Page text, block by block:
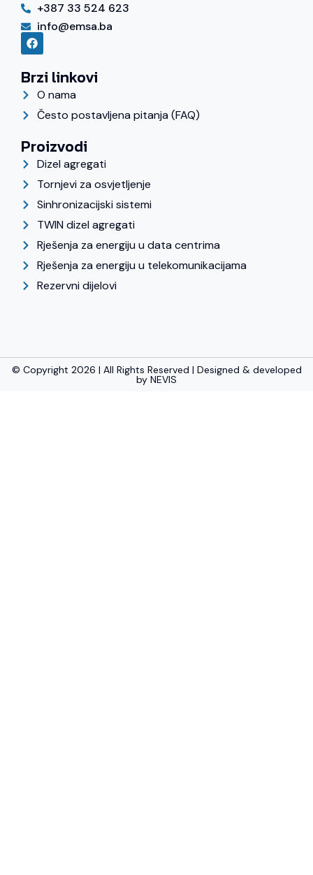
+387 33 524 623
info@emsa.ba
Brzi linkovi
O nama
Često postavljena pitanja (FAQ)
Proizvodi
Dizel agregati
Tornjevi za osvjetljenje
Sinhronizacijski sistemi
TWIN dizel agregati
Rješenja za energiju u data centrima
Rješenja za energiju u telekomunikacijama
Rezervni dijelovi
© Copyright 2026 | All Rights Reserved | Designed & developed
by NEVIS